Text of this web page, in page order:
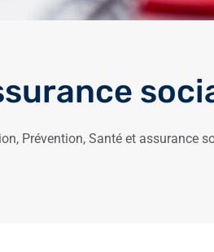
, Prévention, Santé et assurance